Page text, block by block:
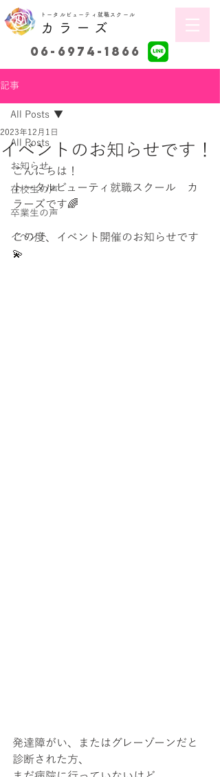
トータルビューティ就職スクール
カラーズ
06-6974-1866
記事
All Posts
お知らせ
在校生の声
卒業生の声
イベント
All Posts
イベントのお知らせです！
2023年12月1日
こんにちは！
トータルビューティ就職スクール　カ
ラーズです🌈
この度、イベント開催のお知らせです
💫
発達障がい、またはグレーゾーンだと
診断された方、